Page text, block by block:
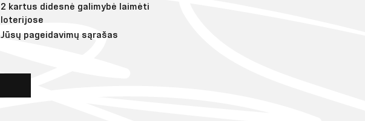
2 kartus didesnė galimybė laimėti
loterijose
Jūsų pageidavimų sąrašas